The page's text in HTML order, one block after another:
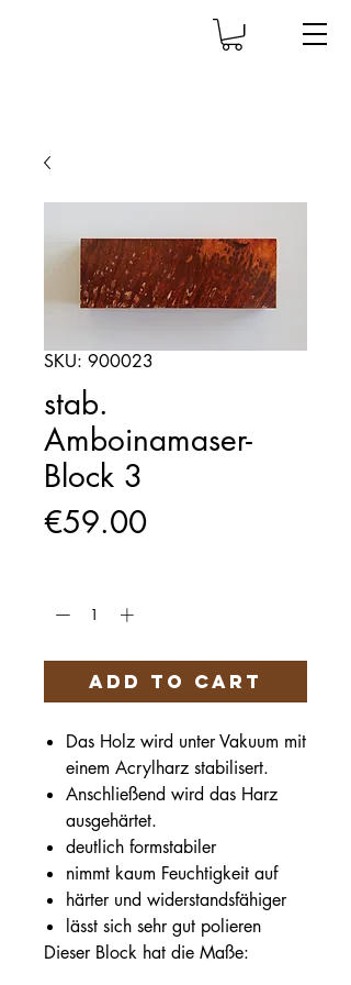
SKU: 900023
stab.
Amboinamaser-
Block 3
€59.00Price
Add to Cart
Das Holz wird unter Vakuum mit
einem Acrylharz stabilisert.
Anschließend wird das Harz
ausgehärtet.
deutlich formstabiler
nimmt kaum Feuchtigkeit auf
härter und widerstandsfähiger
lässt sich sehr gut polieren
Dieser Block hat die Maße: